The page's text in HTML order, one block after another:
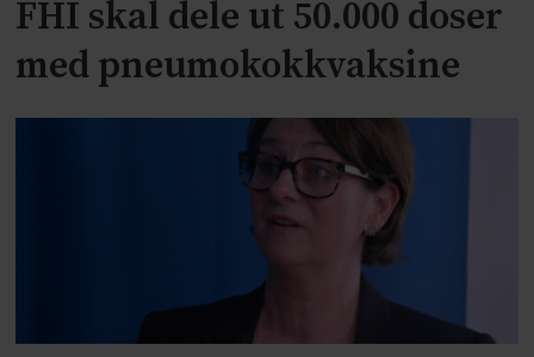
FHI skal dele ut 50.000 doser
med pneumokokkvaksine